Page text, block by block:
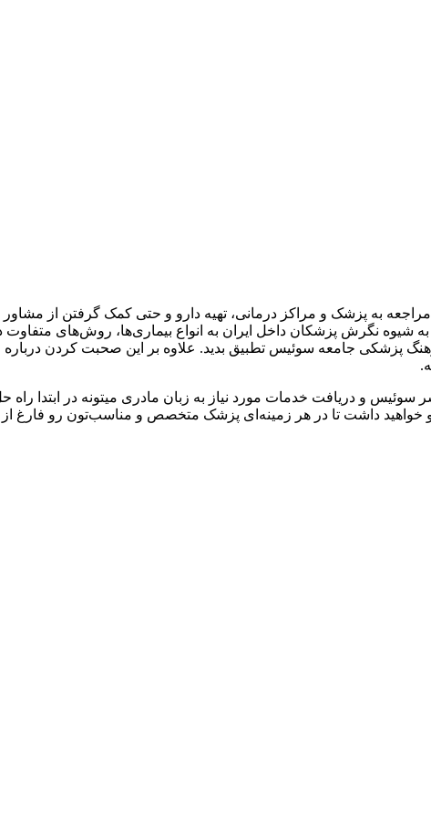
به پزشک و مراکز درمانی، تهیه دارو و حتی کمک گرفتن از مشاور
شیوه نگرش پزشکان داخل ایران به انواع بیماری‌ها، روش‌های
پزشکی جامعه سوئیس تطبیق بدید. علاوه بر این صحبت کردن
سوئیس و دریافت خدمات مورد نیاز به زبان مادری میتونه در ابتدا
خواهید داشت تا در هر زمینه‌ای پزشک متخصص و مناسب‌تون رو فارغ